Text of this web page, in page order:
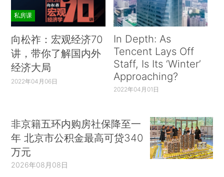
私房课
向松祚：宏观经济70
讲，带你了解国内外
经济大局
2022年04月06日
In Depth: As
Tencent Lays Off
Staff, Is Its ‘Winter’
Approaching?
2022年04月01日
非京籍五环内购房社保降至一
年 北京市公积金最高可贷340
万元
2026年08月08日